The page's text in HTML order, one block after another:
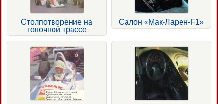
Столпотворение на
гоночной трассе
Салон «Мак-Ларен-F1»